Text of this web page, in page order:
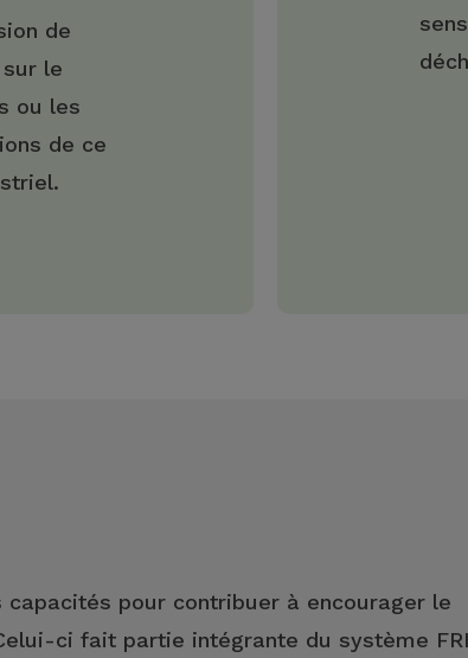
de
le
ou les
de ce
pour contribuer à encourager le
ci fait partie intégrante du système